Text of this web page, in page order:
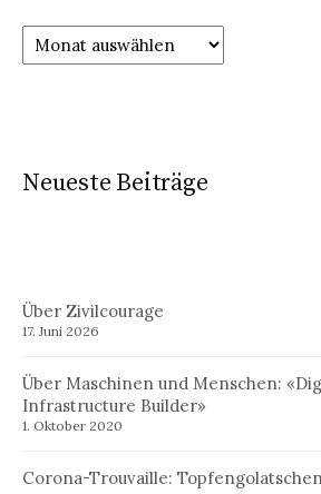
Neueste Beiträge
Über Zivilcourage
17. Juni 2026
Über Maschinen und Menschen:
Infrastructure Builder»
1. Oktober 2020
Corona-Trouvaille: